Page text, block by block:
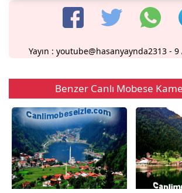
Yayın : youtube@hasanyaynda2313- 9
Benzer Canlı Mobese